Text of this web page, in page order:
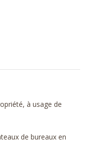
à usage de
de bureaux en